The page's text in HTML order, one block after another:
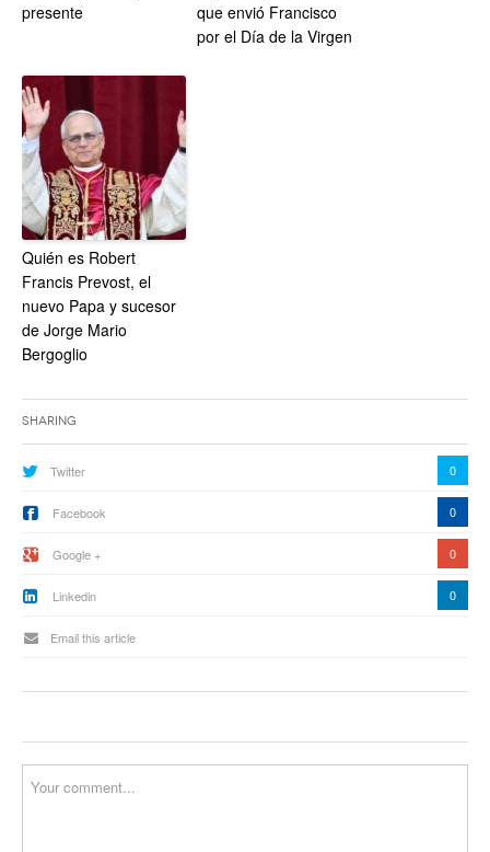
presente
que envió Francisco
por el Día de la Virgen
Quién es Robert
Francis Prevost, el
nuevo Papa y sucesor
de Jorge Mario
Bergoglio
Sharing
Twitter 0
Facebook 0
Google + 0
Linkedin 0
Email this article